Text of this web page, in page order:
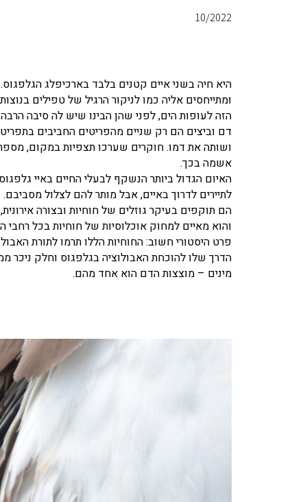
10/2022
היא חיה בשני איים קטנים בלבד בארכיפלג
ומתייחסים אליה כמו לניקור הרגיל של טפילים
הזה לעופות הים, לפני שהן הבינו שיש לה סיבה
דם וביצים הם רק שניים מהפריטים החביבים
ושותה את דמו. חוקרים שערכו תצפיות במקום,
אשמה בכך.
לתיירים לדרוך באיים, אבל מותר להם לצלול
והוא מאיים למחוק אוכלוסיות של חוחיות בכל רחבי
פרט היסטורי חשוב: החוחיות הללו תרמו לתורת
מינים – מוצצות הדם הוא אחד מהם.